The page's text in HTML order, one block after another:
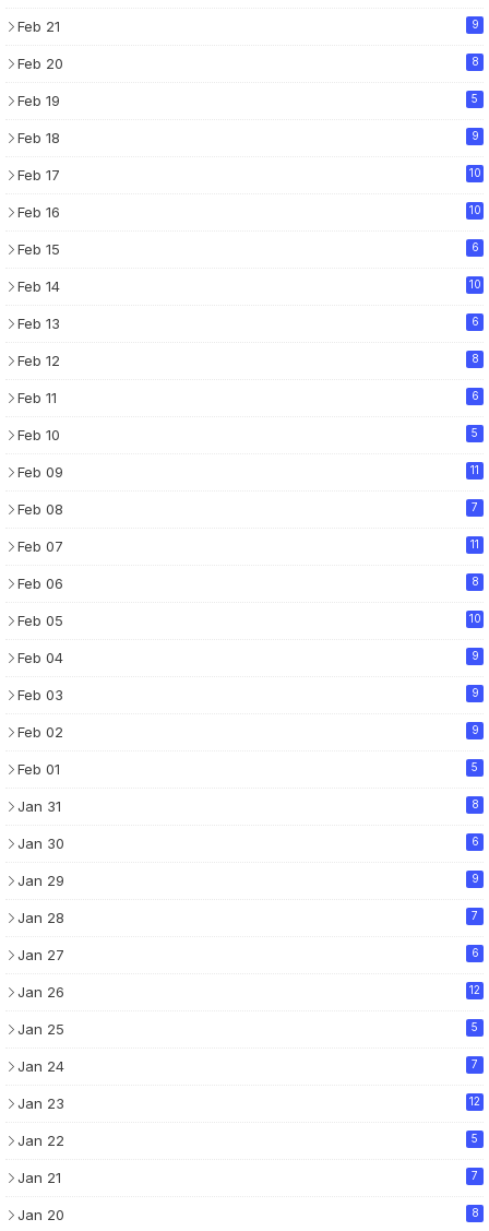
Feb 21 9
Feb 20 8
Feb 19 5
Feb 18 9
Feb 17 10
Feb 16 10
Feb 15 6
Feb 14 10
Feb 13 6
Feb 12 8
Feb 11 6
Feb 10 5
Feb 09 11
Feb 08 7
Feb 07 11
Feb 06 8
Feb 05 10
Feb 04 9
Feb 03 9
Feb 02 9
Feb 01 5
Jan 31 8
Jan 30 6
Jan 29 9
Jan 28 7
Jan 27 6
Jan 26 12
Jan 25 5
Jan 24 7
Jan 23 12
Jan 22 5
Jan 21 7
Jan 20 8